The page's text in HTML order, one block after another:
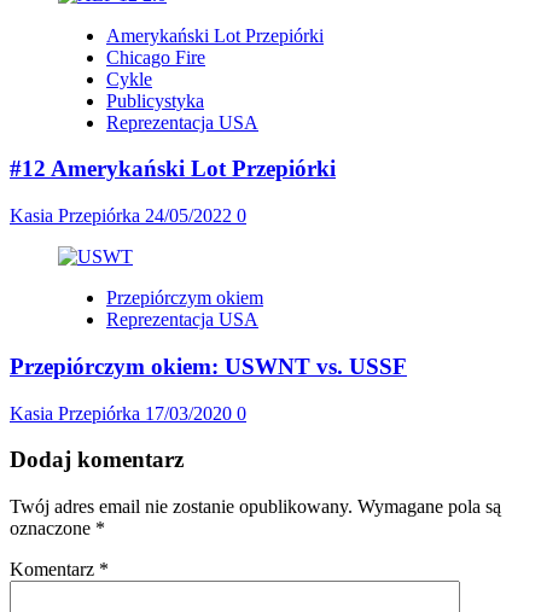
Amerykański Lot Przepiórki
Chicago Fire
Cykle
Publicystyka
Reprezentacja USA
#12 Amerykański Lot Przepiórki
Kasia Przepiórka 24/05/2022 0
Przepiórczym okiem
Reprezentacja USA
Przepiórczym okiem: USWNT vs. USSF
Kasia Przepiórka 17/03/2020 0
Dodaj komentarz
Twój adres email nie zostanie opublikowany. Wymagane pola są
oznaczone *
Komentarz *